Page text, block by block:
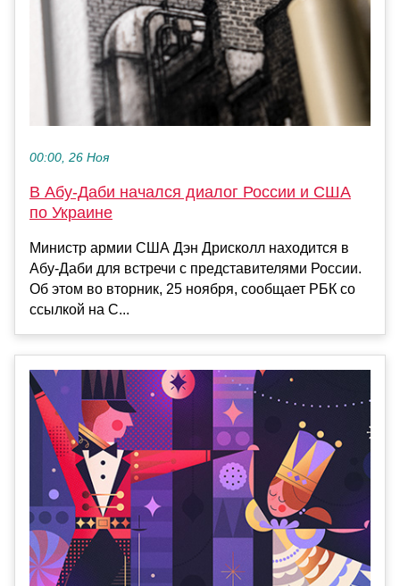
00:00, 26 Ноя
В Абу-Даби начался диалог России и США
по Украине
Министр армии США Дэн Дрисколл находится в
Абу-Даби для встречи с представителями России.
Об этом во вторник, 25 ноября, сообщает РБК со
ссылкой на C...